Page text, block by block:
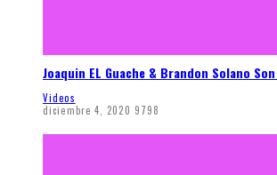
Joaquin EL Guache & Brandon Solano
Videos
diciembre 4, 2020 9798